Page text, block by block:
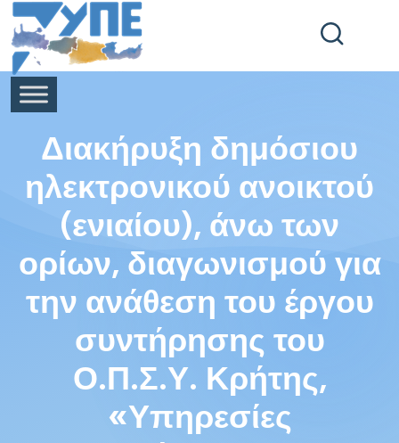
End Header Section -->
Διακήρυξη δημόσιου
ηλεκτρονικού ανοικτού
(ενιαίου), άνω των
ορίων, διαγωνισμού για
την ανάθεση του έργου
συντήρησης του
Ο.Π.Σ.Υ. Κρήτης,
«Υπηρεσίες